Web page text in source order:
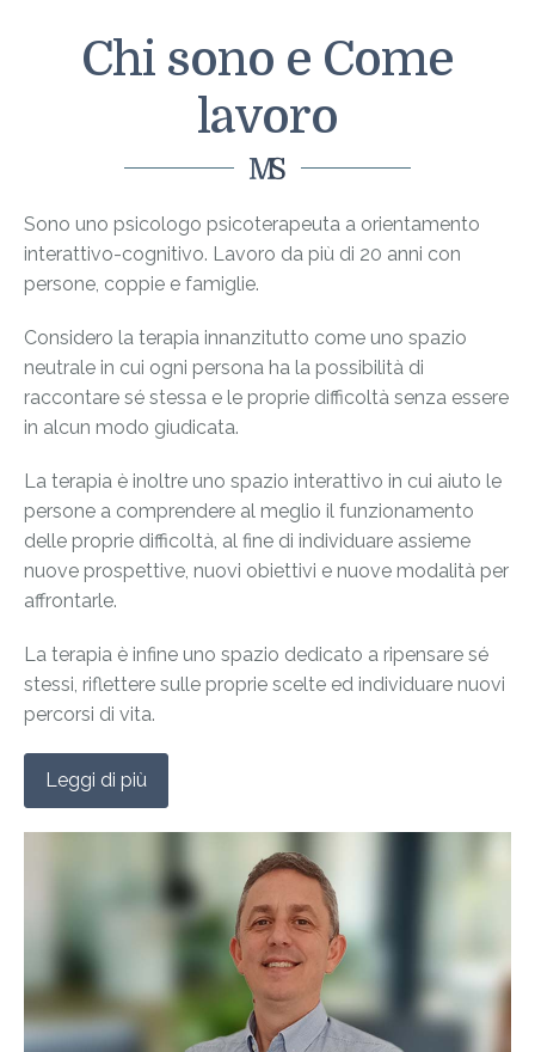
Chi sono e Come
lavoro
Sono uno psicologo psicoterapeuta a orientamento
interattivo-cognitivo. Lavoro da più di 20 anni con
persone, coppie e famiglie.
Considero la terapia innanzitutto come uno spazio
neutrale in cui ogni persona ha la possibilità di
raccontare sé stessa e le proprie difficoltà senza essere
in alcun modo giudicata.
La terapia è inoltre uno spazio interattivo in cui aiuto le
persone a comprendere al meglio il funzionamento
delle proprie difficoltà, al fine di individuare assieme
nuove prospettive, nuovi obiettivi e nuove modalità per
affrontarle.
La terapia è infine uno spazio dedicato a ripensare sé
stessi, riflettere sulle proprie scelte ed individuare nuovi
percorsi di vita.
Leggi di più